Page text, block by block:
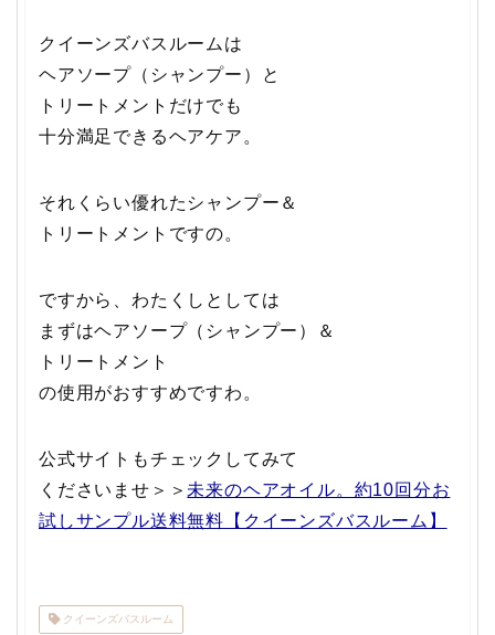
クイーンズバスルームは
ヘアソープ（シャンプー）と
トリートメントだけでも
十分満足できるヘアケア。
それくらい優れたシャンプー＆
トリートメントですの。
ですから、わたくしとしては
まずはヘアソープ（シャンプー）＆
トリートメント
の使用がおすすめですわ。
公式サイトもチェックしてみて
くださいませ＞＞ 未来のヘアオイル。約10回分お
試しサンプル送料無料【クイーンズバスルーム】
クイーンズバスルーム